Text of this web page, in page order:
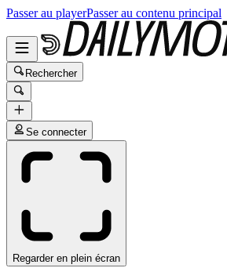
Passer au playerPasser au contenu principal
Rechercher
Se connecter
Regarder en plein écran